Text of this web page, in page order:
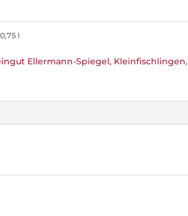
l
Ellermann-Spiegel, Kleinfischlingen,